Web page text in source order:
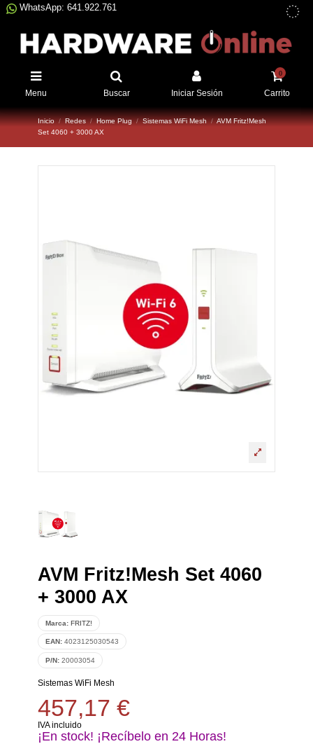
WhatsApp: 641.922.761
Menu Buscar Iniciar Sesión
0
Carrito
Inicio Redes Home Plug Sistemas WiFi Mesh
AVM Fritz!Mesh
Set 4060 + 3000 AX
AVM Fritz!Mesh Set 4060
+ 3000 AX
Marca: FRITZ!
EAN: 4023125030543
P/N: 20003054
Sistemas WiFi Mesh
457,17 €
IVA incluido
¡En stock! ¡Recíbelo en 24 Horas!